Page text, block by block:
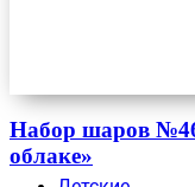
Набор шаров
облаке»